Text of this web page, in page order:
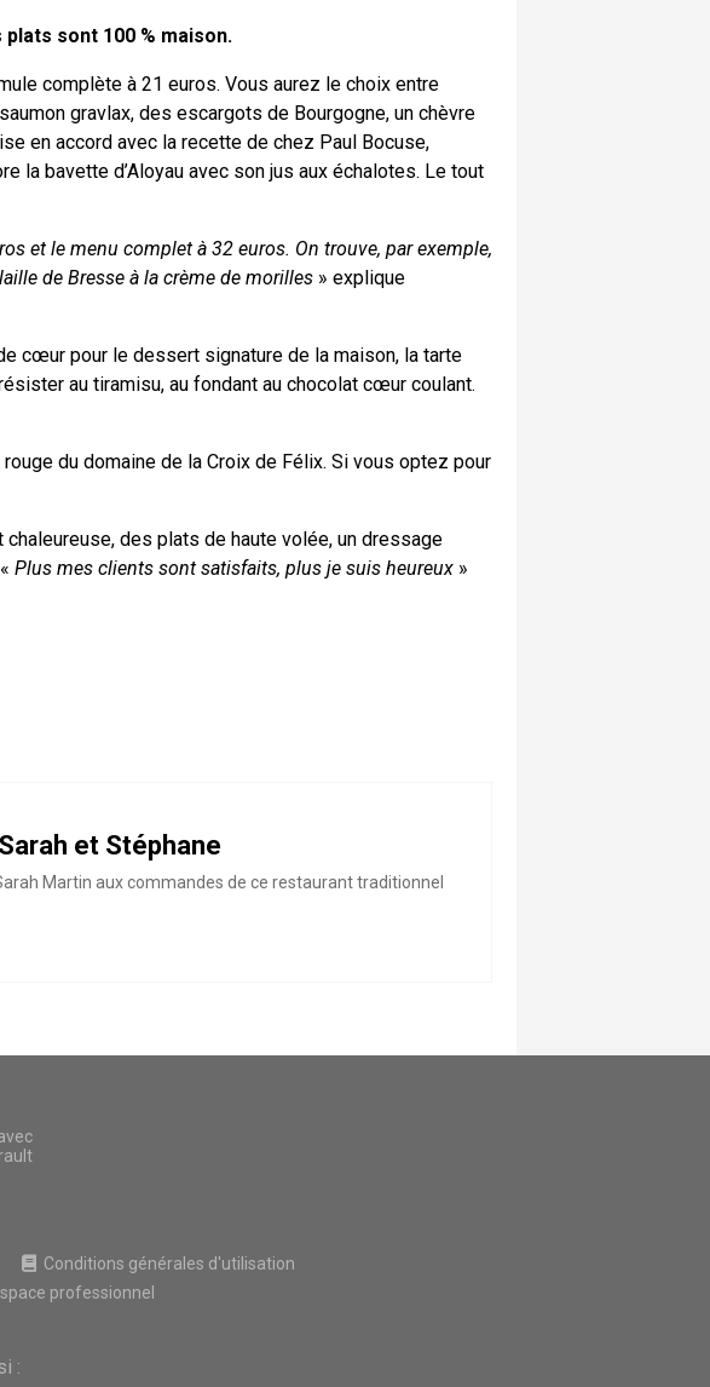
plats sont 100 % maison.
complète à 21 euros. Vous aurez le choix entre
gravlax, des escargots de Bourgogne, un chèvre
en accord avec la recette de chez Paul Bocuse,
la bavette d’Aloyau avec son jus aux échalotes. Le tout
et le menu complet à 32 euros. On trouve, par exemple,
de Bresse à la crème de morilles » explique
cœur pour le dessert signature de la maison, la tarte
au tiramisu, au fondant au chocolat cœur coulant.
du domaine de la Croix de Félix. Si vous optez pour
des plats de haute volée, un dressage
Plus mes clients sont satisfaits, plus je suis heureux »
et Stéphane
Martin aux commandes de ce restaurant traditionnel
Conditions générales d'utilisation
professionnel
: